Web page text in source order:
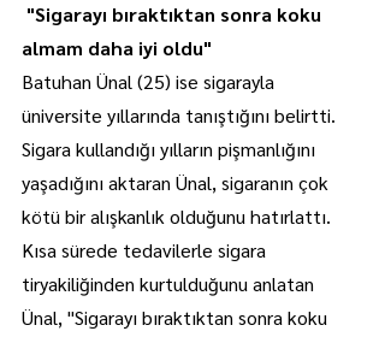
"Sigarayı bıraktıktan sonra koku
almam daha iyi oldu"
Batuhan Ünal (25) ise sigarayla
üniversite yıllarında tanıştığını belirtti.
Sigara kullandığı yılların pişmanlığını
yaşadığını aktaran Ünal, sigaranın çok
kötü bir alışkanlık olduğunu hatırlattı.
Kısa sürede tedavilerle sigara
tiryakiliğinden kurtulduğunu anlatan
Ünal, "Sigarayı bıraktıktan sonra koku